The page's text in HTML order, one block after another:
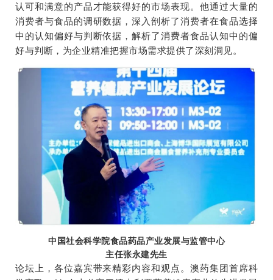
认可和满意的产品才能获得好的市场表现。他通过大量的
消费者与食品的调研数据，深入剖析了消费者在食品选择
中的认知偏好与判断依据，解析了消费者食品认知中的偏
好与判断，为企业精准把握市场需求提供了深刻洞见。
中国社会科学院食品药品产业发展与监管中心
主任张永建先生
论坛上，各位嘉宾带来精彩内容和观点。澳药集团首席科